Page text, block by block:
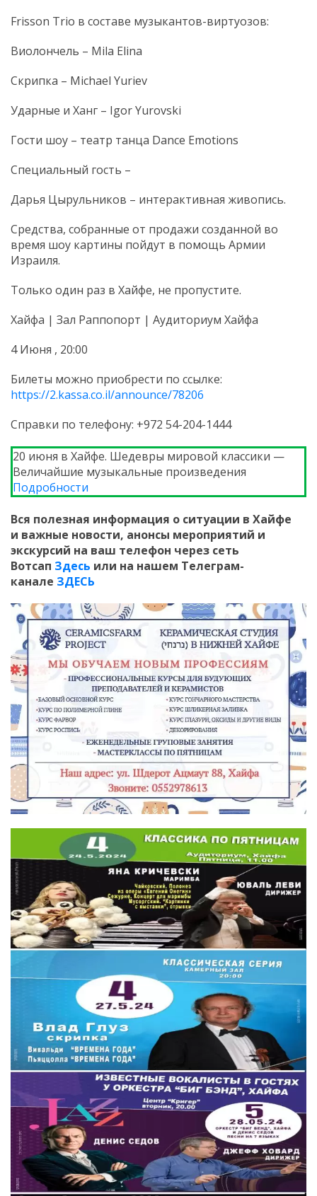
Frisson Trio в составе музыкантов-виртуозов:
Виолончель – Mila Elina
Скрипка – Michael Yuriev
Ударные и Ханг – Igor Yurovski
Гости шоу – театр танца Dance Emotions
Специальный гость –
Дарья Цырульников – интерактивная живопись.
Средства, собранные от продажи созданной во
время шоу картины пойдут в помощь Армии
Израиля.
Только один раз в Хайфе, не пропустите.
Хайфа | Зал Раппопорт | Аудиториум Хайфа
4 Июня , 20:00
Билеты можно приобрести по ссылке:
https://2.kassa.co.il/announce/78206
Справки по телефону: +972 54-204-1444
20 июня в Хайфе. Шедевры мировой классики —
Величайшие музыкальные произведения
Подробности
Вся полезная информация о ситуации в Хайфе
и важные новости, анонсы мероприятий и
экскурсий на ваш телефон через сеть
Вотсап Здесь или на нашем Телеграм-
канале ЗДЕСЬ